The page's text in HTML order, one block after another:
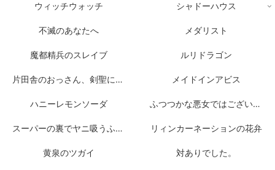
ウィッチウォッチ シャドーハウス
不滅のあなたへ メダリスト
魔都精兵のスレイブ ルリドラゴン
片田舎のおっさん、剣聖になる メイドインアビス
ハニーレモンソーダ ふつつかな悪女ではございますが
スーパーの裏でヤニ吸うふたり リィンカーネーションの花弁
黄泉のツガイ 対ありでした。